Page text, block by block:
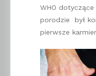
WHO
porodzie był
pierwsze